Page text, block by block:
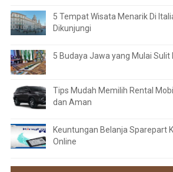
5 Tempat Wisata Menarik Di
Dikunjungi
5 Budaya Jawa yang Mulai Sulit
Tips Mudah Memilih Rental
dan Aman
Keuntungan Belanja Sparepart
Online